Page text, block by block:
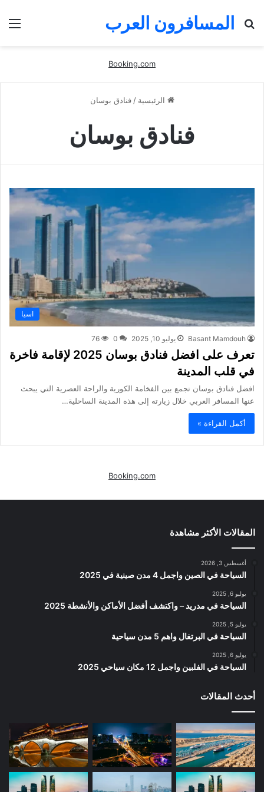
المسافرون العرب
Booking.com
الرئيسية / فنادق بوسان
فنادق بوسان
اسيا
Basant Mamdouh يوليو 10, 2025 0
76
تعرف على افضل فنادق بوسان 2025 لإقامة فاخرة
في قلب المدينة
افضل فنادق بوسان تجمع بين الفخامة الكورية والراحة العصرية التي يبحث
عنها المسافر العربي خلال زيارته إلى هذه المدينة الساحلية…
أكمل القراءة »
Booking.com
المقالات الأكثر مشاهدة
أغسطس 3, 2026
السياحة في الصين واجمل 4 مدن صينية في 2025
يوليو 6, 2025
السياحة في مدريد – واكتشف أفضل الأماكن والأنشطة 2025
يوليو 5, 2025
السياحة في البرتغال واهم 5 مدن سياحية
يوليو 6, 2025
السياحة في الفلبين واجمل 12 مكان سياحي 2025
أحدث المقالات